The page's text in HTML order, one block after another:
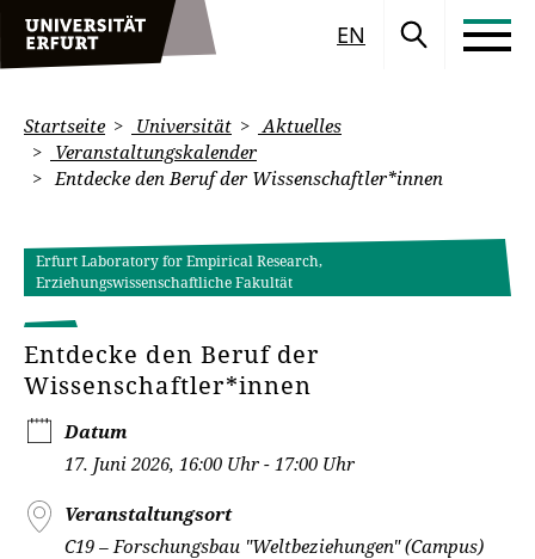
EN
Startseite Universität
Aktuelles
Veranstaltungskalender
Entdecke den Beruf der Wissenschaftler*innen
Erfurt Laboratory for Empirical Research,
Erziehungswissenschaftliche Fakultät
Entdecke den Beruf der
Wissenschaftler*innen
Datum
17. Juni 2026, 16:00 Uhr - 17:00 Uhr
Veranstaltungsort
C19 – Forschungsbau "Weltbeziehungen" (Campus)